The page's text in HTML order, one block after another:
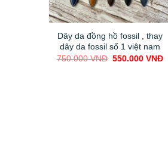
Dây da đồng hồ fossil , thay
dây da fossil số 1 việt nam
750.000VNĐ Original
550.000VNĐ